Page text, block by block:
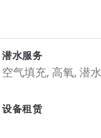
潜水服务
空气填充, 高氧, 潜
设备租赁